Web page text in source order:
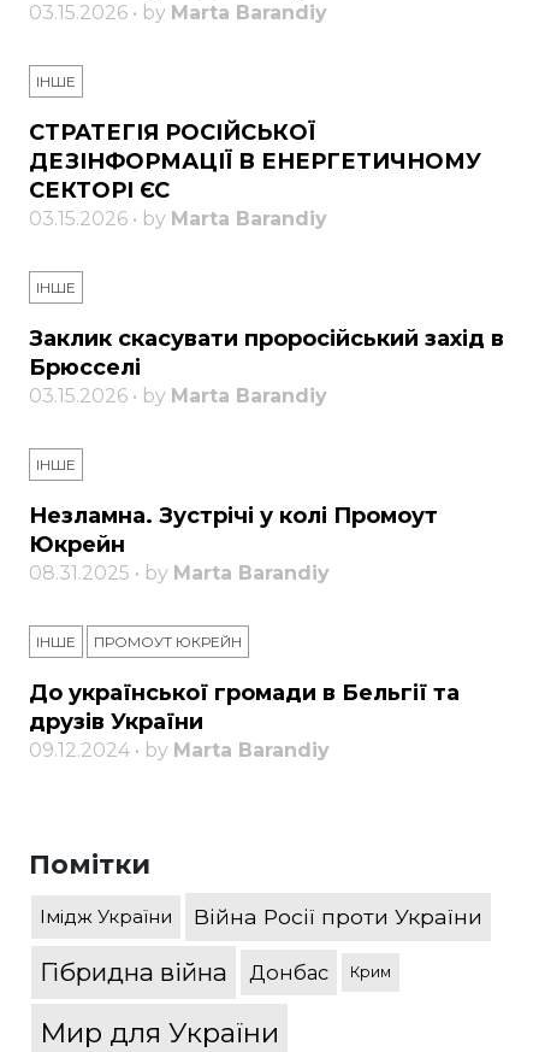
03.15.2026 • by Marta Barandiy
ІНШЕ
СТРАТЕГІЯ РОСІЙСЬКОЇ
ДЕЗІНФОРМАЦІЇ В ЕНЕРГЕТИЧНОМУ
СЕКТОРІ ЄС
03.15.2026 • by Marta Barandiy
ІНШЕ
Заклик скасувати проросійський захід в
Брюсселі
03.15.2026 • by Marta Barandiy
ІНШЕ
Незламна. Зустрічі у колі Промоут
Юкрейн
08.31.2025 • by Marta Barandiy
ІНШЕ ПРОМОУТ ЮКРЕЙН
До української громади в Бельгії та
друзів України
09.12.2024 • by Marta Barandiy
Помітки
Імідж України Війна Росії проти України
Гібридна війна Донбас Крим
Мир для України